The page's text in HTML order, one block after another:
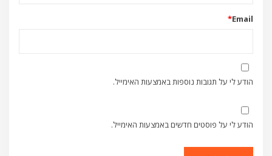
Email
*
הודע לי על תגובות נוספות באמצעות האימייל.
הודע לי על פוסטים חדשים באמצעות האימייל.